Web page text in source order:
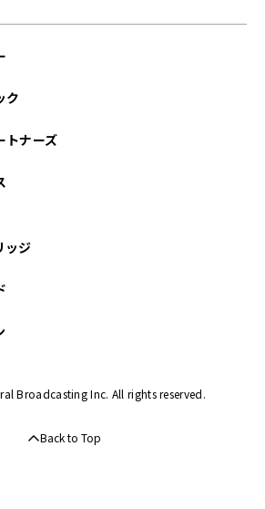
ク
トナーズ
ッジ
Broadcasting Inc. All rights reserved.
Back to Top